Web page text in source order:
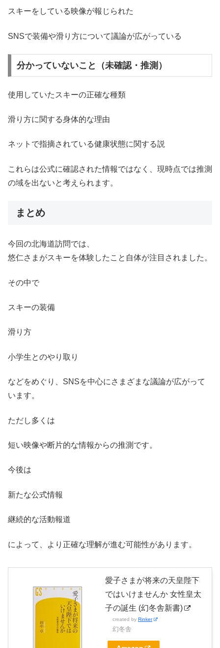
スキーをしている映像が報じられた
SNSで装備や滑り方について議論が広がっている
分かっていないこと（未確認・推測）
使用していたスキーの正確な種類
滑り方に関する身体的な理由
ネットで指摘されている健康状態に関する説
これらは公式に確認された情報ではなく、現時点では推測
の域を出ないと考えられます。
まとめ
今回の北海道訪問では、
悠仁さまがスキーを体験したこと自体が注目されました。
その中で
スキーの装備
滑り方
小学生とのやり取り
などをめぐり、SNSを中心にさまざまな議論が広がって
います。
ただし多くは
短い映像や断片的な情報からの推測です。
今後は
新たな公式情報
継続的な活動報道
によって、より正確な理解が進む可能性があります。
愛子さまが将来の天皇陛下
ではいけませんか 女性皇太
子の誕生 (幻冬舎新書)
created by Rinker
幻冬舎